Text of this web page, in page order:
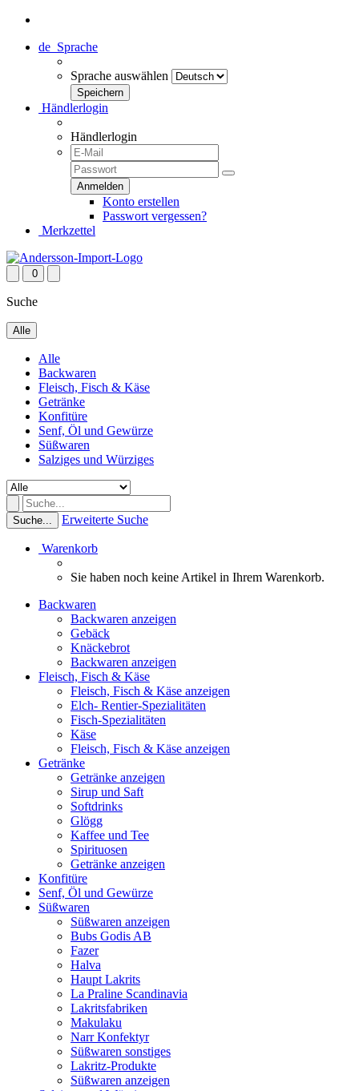
de Sprache
Sprache auswählen
Händlerlogin
Händlerlogin
Konto erstellen
Passwort vergessen?
Merkzettel
0
Suche
Alle
Alle
Backwaren
Fleisch, Fisch & Käse
Getränke
Konfitüre
Senf, Öl und Gewürze
Süßwaren
Salziges und Würziges
Suche... Erweiterte Suche
Warenkorb
Sie haben noch keine Artikel in Ihrem Warenkorb.
Backwaren
Backwaren anzeigen
Gebäck
Knäckebrot
Backwaren anzeigen
Fleisch, Fisch & Käse
Fleisch, Fisch & Käse anzeigen
Elch- Rentier-Spezialitäten
Fisch-Spezialitäten
Käse
Fleisch, Fisch & Käse anzeigen
Getränke
Getränke anzeigen
Sirup und Saft
Softdrinks
Glögg
Kaffee und Tee
Spirituosen
Getränke anzeigen
Konfitüre
Senf, Öl und Gewürze
Süßwaren
Süßwaren anzeigen
Bubs Godis AB
Fazer
Halva
Haupt Lakrits
La Praline Scandinavia
Lakritsfabriken
Makulaku
Narr Konfektyr
Süßwaren sonstiges
Lakritz-Produkte
Süßwaren anzeigen